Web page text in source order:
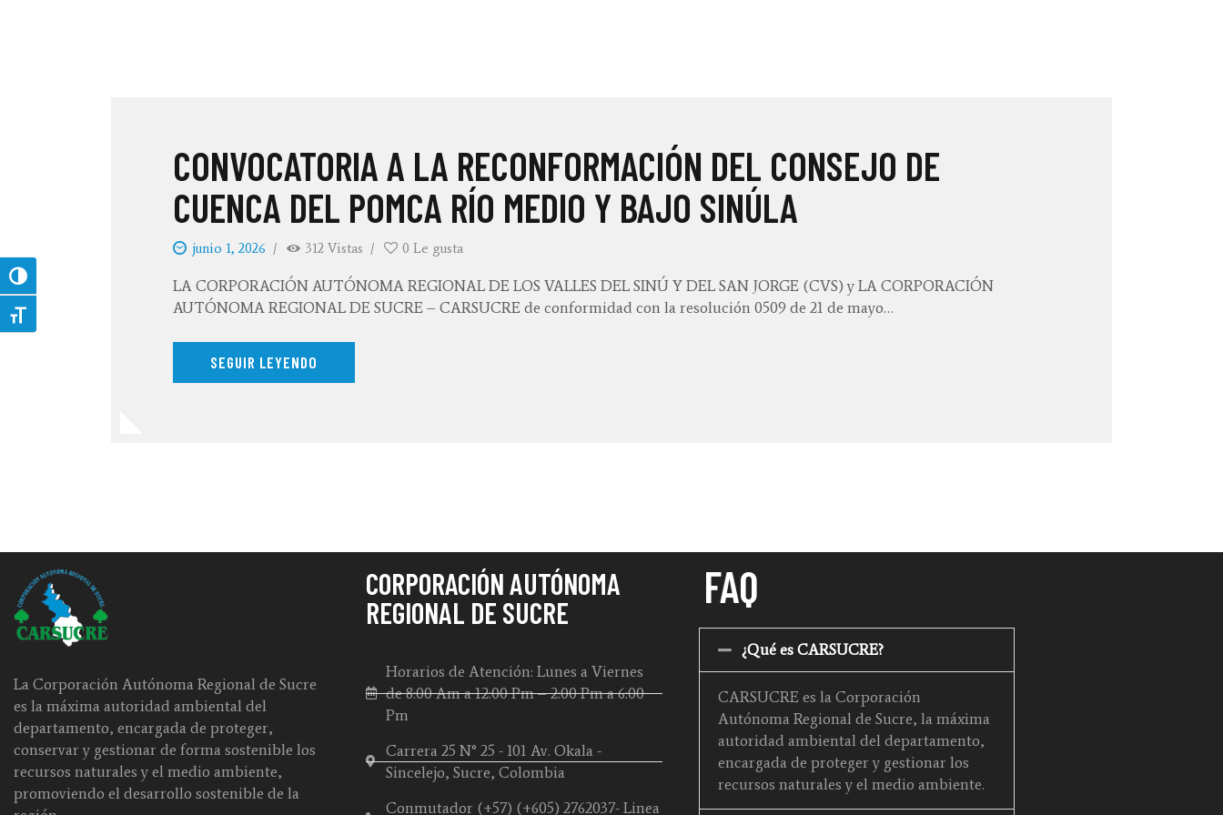
Toggle High Contrast
Toggle Font size
CONVOCATORIA A LA RECONFORMACIÓN DEL CONSEJO DE
CUENCA DEL POMCA RÍO MEDIO Y BAJO SINÚLA
junio 1, 2026 312 Vistas 0 Le gusta
LA CORPORACIÓN AUTÓNOMA REGIONAL DE LOS VALLES DEL SINÚ Y DEL SAN JORGE (CVS) y LA CORPORACIÓN
AUTÓNOMA REGIONAL DE SUCRE – CARSUCRE de conformidad con la resolución 0509 de 21 de mayo…
SEGUIR LEYENDO
La Corporación Autónoma Regional de Sucre
es la máxima autoridad ambiental del
departamento, encargada de proteger,
conservar y gestionar de forma sostenible los
recursos naturales y el medio ambiente,
promoviendo el desarrollo sostenible de la
CORPORACIÓN AUTÓNOMA
REGIONAL DE SUCRE
Horarios de Atención: Lunes a Viernes
de 8:00 Am a 12:00 Pm – 2:00 Pm a 6:00
Pm
Carrera 25 N° 25 - 101 Av. Okala -
Sincelejo, Sucre, Colombia
Conmutador (+57) (+605) 2762037- Linea
FAQ
¿Qué es CARSUCRE?
CARSUCRE es la Corporación
Autónoma Regional de Sucre, la máxima
autoridad ambiental del departamento,
encargada de proteger y gestionar los
recursos naturales y el medio ambiente.